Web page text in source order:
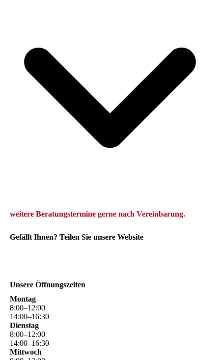
weitere Beratungstermine gerne nach Vereinbarung.
Gefällt Ihnen? Teilen Sie unsere Website
Unsere Öffnungszeiten
Montag
8:00–12:00
14:00–16:30
Dienstag
8:00–12:00
14:00–16:30
Mittwoch